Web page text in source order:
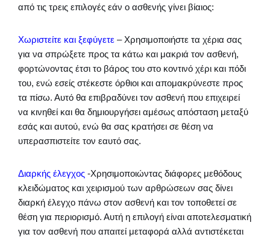
από τις τρεις επιλογές εάν ο ασθενής γίνει βίαιος:
Χωριστείτε και ξεφύγετε – Χρησιμοποιήστε τα χέρια σας
για να σπρώξετε προς τα κάτω και μακριά τον ασθενή,
φορτώνοντας έτσι το βάρος του στο κοντινό χέρι και πόδι
του, ενώ εσείς στέκεστε όρθιοι και απομακρύνεστε προς
τα πίσω. Αυτό θα επιβραδύνει τον ασθενή που επιχειρεί
να κινηθεί και θα δημιουργήσει αμέσως απόσταση μεταξύ
εσάς και αυτού, ενώ θα σας κρατήσει σε θέση να
υπερασπιστείτε τον εαυτό σας.
Διαρκής έλεγχος -Χρησιμοποιώντας διάφορες μεθόδους
κλειδώματος και χειρισμού των αρθρώσεων σας δίνει
διαρκή έλεγχο πάνω στον ασθενή και τον τοποθετεί σε
θέση για περιορισμό. Αυτή η επιλογή είναι αποτελεσματική
για τον ασθενή που απαιτεί μεταφορά αλλά αντιστέκεται